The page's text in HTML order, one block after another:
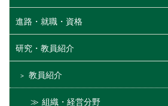
進路・就職・資格
研究・教員紹介
教員紹介
組織・経営分野